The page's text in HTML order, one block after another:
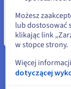
użytkowników
Case
Historia i
wizualizacja
Możesz
lub dostosować
klikając link
w stopce strony.
Więcej
dotyczącej